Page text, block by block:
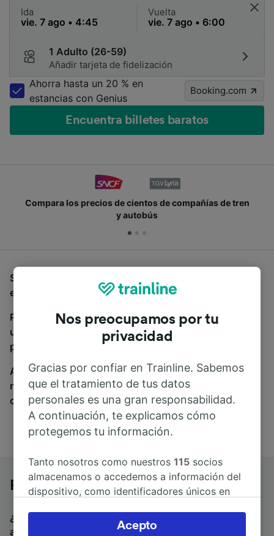
Ida Vuelta
1 Adulto (26-59)
Añadir tarjeta de fidelización
Ahorra hasta un 20 % en
estancias con Genius
Booking.com
Encuentra billetes baratos
Compara los precios de cientos de compañías de tren
y autobús
Si estás buscando autobuses de París a Heilbronn,
estás en el sitio adecuado.
Para encontrar billetes de autobús, simplemente haz
una búsqueda y nosotros compararemos horarios y
precios tanto de tren como de autobús.
A donde quiera que vayas, tu viaje empieza con
nosotros. Encuentra billetes de más de 170
compañías de tren y autobús.
París a Heilbronn en autobús
¿Estás buscando un billete de vuelta para volver en
autobús? Visita
autobuses de Heilbronn a París
Nos preocupamos por tu
privacidad
Gracias por confiar en Trainline. Sabemos
que el tratamiento de tus datos
personales es una gran responsabilidad.
A continuación, te explicamos cómo
protegemos tu información.
Tanto nosotros como nuestros115 socios
almacenamos o accedemos a información del
dispositivo, como identificadores únicos en
Puedes aceptar o administrar tus preferencias
Acepto